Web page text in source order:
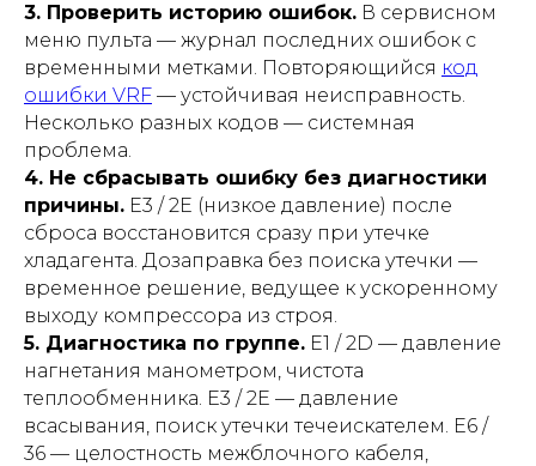
3. Проверить историю ошибок. В сервисном
меню пульта — журнал последних ошибок с
временными метками. Повторяющийся код
ошибки VRF — устойчивая неисправность.
Несколько разных кодов — системная
проблема.
4. Не сбрасывать ошибку без диагностики
причины. E3 / 2E (низкое давление) после
сброса восстановится сразу при утечке
хладагента. Дозаправка без поиска утечки —
временное решение, ведущее к ускоренному
выходу компрессора из строя.
5. Диагностика по группе. E1 / 2D — давление
нагнетания манометром, чистота
теплообменника. E3 / 2E — давление
всасывания, поиск утечки течеискателем. E6 /
36 — целостность межблочного кабеля,